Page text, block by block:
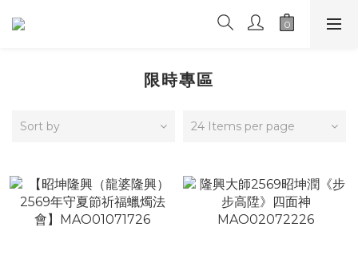
限時專區
Sort by 24 Items per page